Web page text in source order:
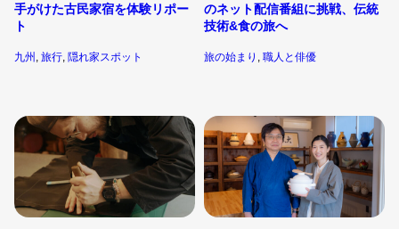
手がけた古民家宿を体験リポー
ト
九州 旅行 隠れ家スポット
のネット配信番組に挑戦、伝統
技術&食の旅へ
旅の始まり 職人と俳優